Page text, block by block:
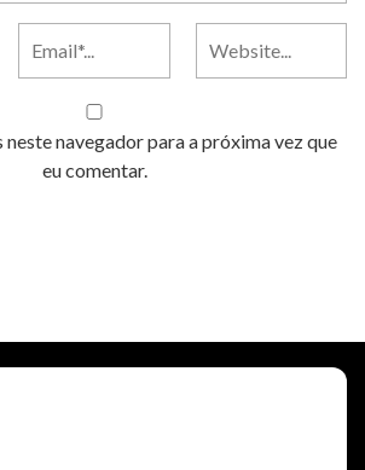
neste navegador para a próxima vez que
eu comentar.